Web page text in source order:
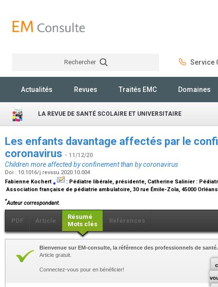
Rechercher Service
Actualités Revues Traités EMC Domaines
LA REVUE DE SANTÉ SCOLAIRE ET UNIVERSITAIRE
Les enfants davantage affectés par le
coronavirus - 11/12/20
Children more affected by confinement than by coronavirus
Doi : 10.1016/j.revssu.2020.10.004
Fabienne Kochert ⁎ : Pédiatre libérale, présidente, Catherine Salinier :
Association française de pédiatrie ambulatoire, 30 rue Émile-Zola, 45000
*Auteur correspondant.
PDF Article
Résumé
Mots clés
Références
Bienvenue sur EM-consulte, la référence des professionnels de santé.
Article gratuit.
Connectez-vous pour en bénéficier!